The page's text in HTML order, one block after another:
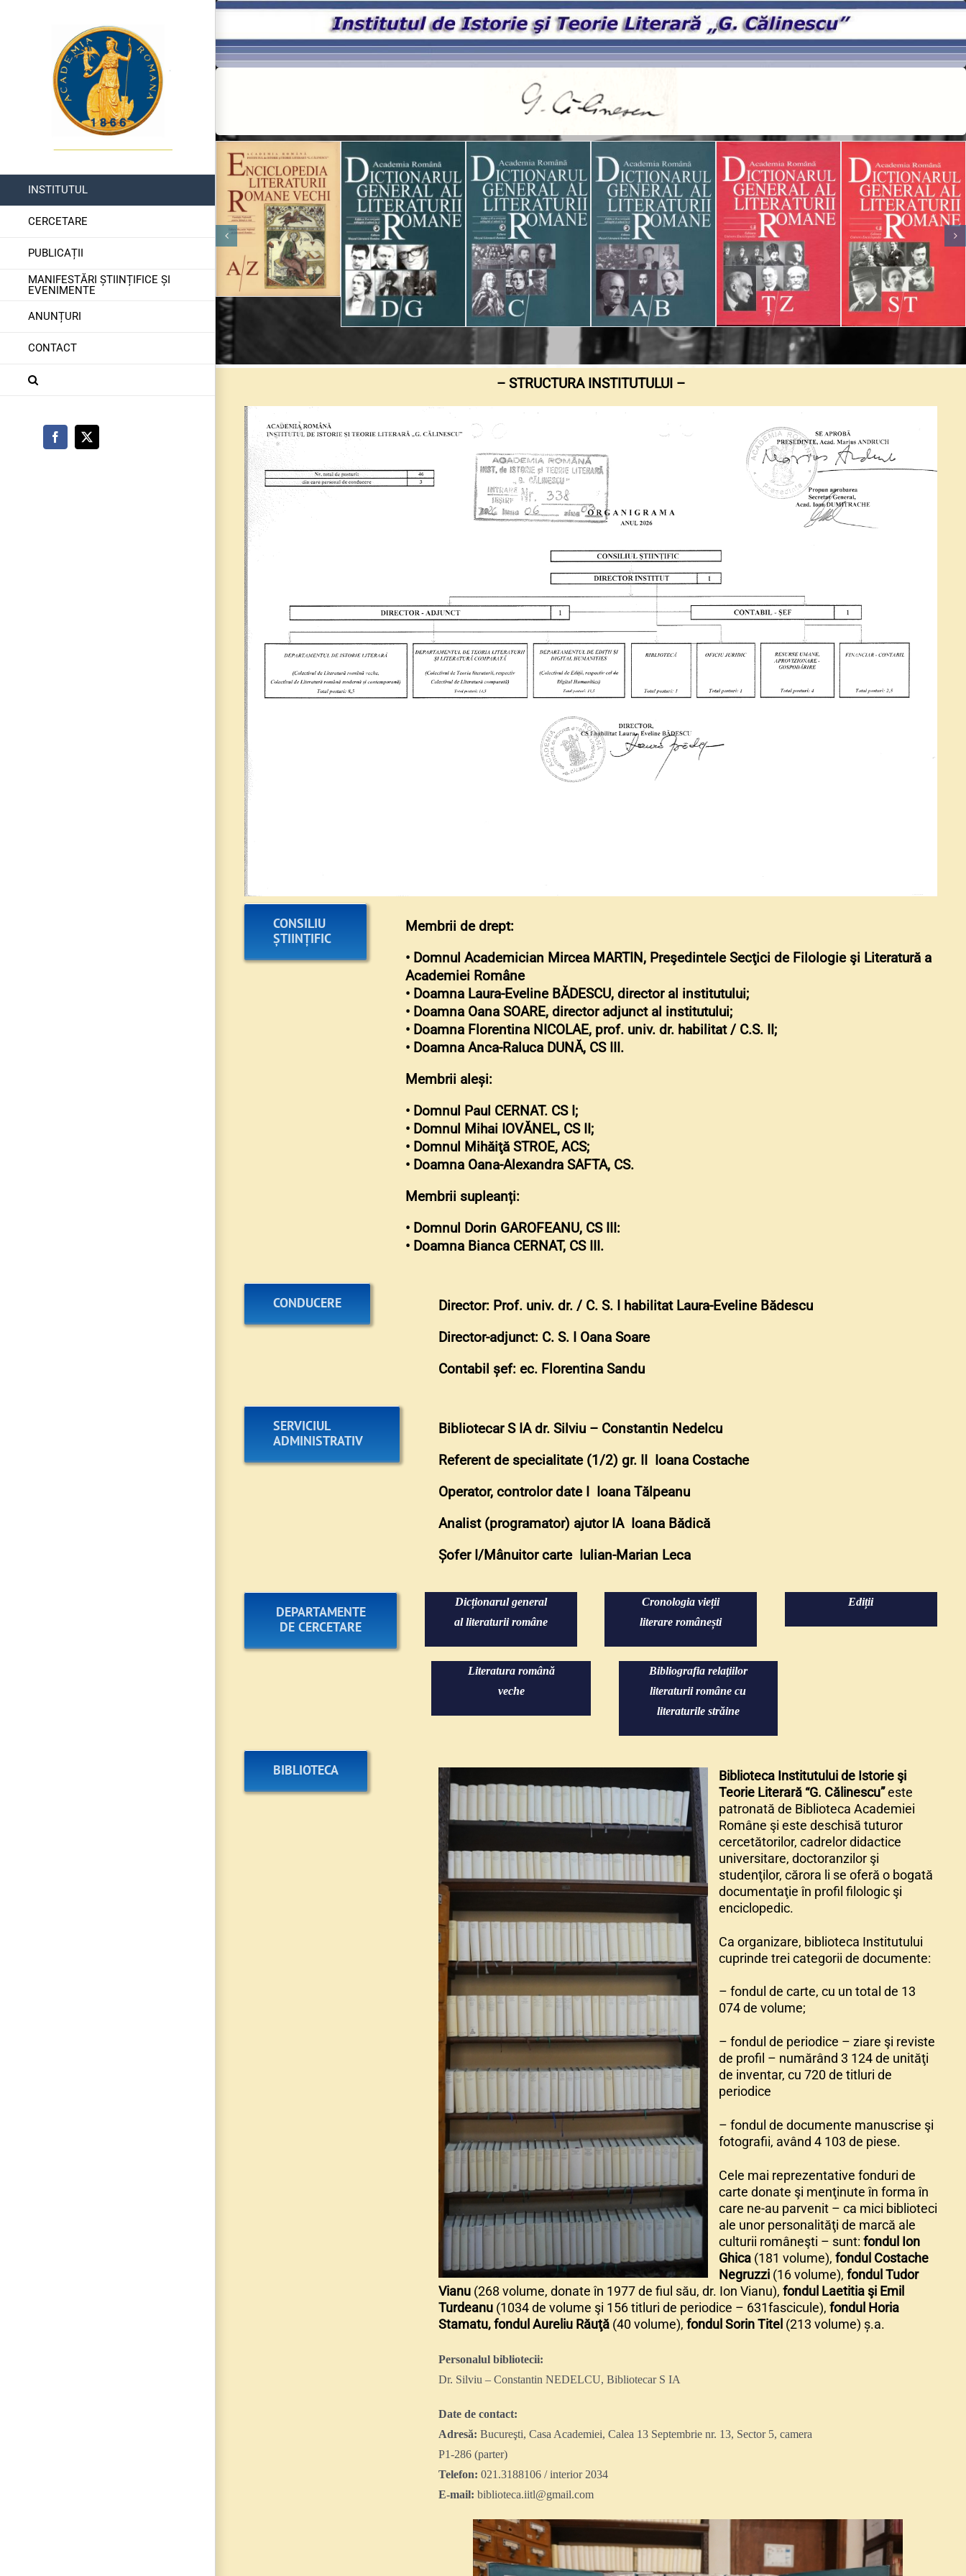
INSTITUTUL
CERCETARE
PUBLICAȚII
MANIFESTĂRI ȘTIINȚIFICE ȘI
EVENIMENTE
ANUNȚURI
CONTACT
Facebook
X
– STRUCTURA INSTITUTULUI –
CONSILIU
ȘTIINȚIFIC
Membrii de drept:
• Domnul Academician Mircea MARTIN, Preşedintele Secţici de Filologie şi Literatură a
Academiei Române
• Doamna Laura-Eveline BĂDESCU, director al institutului;
• Doamna Oana SOARE, director adjunct al institutului;
• Doamna Florentina NICOLAE, prof. univ. dr. habilitat / C.S. II;
• Doamna Anca-Raluca DUNĂ, CS III.
Membrii aleși:
• Domnul Paul CERNAT. CS I;
• Domnul Mihai IOVĂNEL, CS II;
• Domnul Mihăiţă STROE, ACS;
• Doamna Oana-Alexandra SAFTA, CS.
Membrii supleanți:
• Domnul Dorin GAROFEANU, CS III:
• Doamna Bianca CERNAT, CS III.
CONDUCERE
Director: Prof. univ. dr. / C. S. I habilitat Laura-Eveline Bădescu
Director-adjunct: C. S. I Oana Soare
Contabil șef: ec. Florentina Sandu
SERVICIUL
ADMINISTRATIV
Bibliotecar S IA dr. Silviu – Constantin Nedelcu
Referent de specialitate (1/2) gr. II Ioana Costache
Operator, controlor date I Ioana Tălpeanu
Analist (programator) ajutor IA Ioana Bădică
Șofer I/Mânuitor carte Iulian-Marian Leca
DEPARTAMENTE
DE CERCETARE
Dicționarul general
al literaturii române
Cronologia vieții
literare românești
Ediții
Literatura română
veche
Bibliografia relaţiilor
literaturii române cu
literaturile străine
BIBLIOTECA Biblioteca Institutului de Istorie şi
Teorie Literară “G. Călinescu”este
patronată de Biblioteca Academiei
Române şi este deschisă tuturor
cercetătorilor, cadrelor didactice
universitare, doctoranzilor şi
studenţilor, cărora li se oferă o bogată
documentaţie în profil filologic şi
enciclopedic.
Ca organizare, biblioteca Institutului
cuprinde trei categorii de documente:
– fondul de carte, cu un total de 13
074 de volume;
– fondul de periodice – ziare şi reviste
de profil – numărând 3 124 de unităţi
de inventar, cu 720 de titluri de
periodice
– fondul de documente manuscrise şi
fotografii, având 4 103 de piese.
Cele mai reprezentative fonduri de
carte donate şi menţinute în forma în
care ne-au parvenit – ca mici biblioteci
ale unor personalităţi de marcă ale
culturii româneşti – sunt: fondul Ion
Ghica(181 volume), fondul Costache
Negruzzi(16 volume), fondul Tudor
Vianu(268 volume, donate în 1977 de fiul său, dr. Ion Vianu), fondul Laetitia şi Emil
Turdeanu(1034 de volume şi 156 titluri de periodice – 631fascicule), fondul Horia
Stamatu, fondul Aureliu Răuţă(40 volume), fondul Sorin Titel (213 volume) ș.a.
Personalul bibliotecii:
Dr. Silviu – Constantin NEDELCU, Bibliotecar S IA
Date de contact:
Adresă: Bucureşti, Casa Academiei, Calea 13 Septembrie nr. 13, Sector 5, camera
P1-286 (parter)
Telefon: 021.3188106 / interior 2034
E-mail: biblioteca.iitl@gmail.com